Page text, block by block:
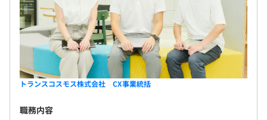
トランスコスモス株式会社 CX事業統括
職務内容